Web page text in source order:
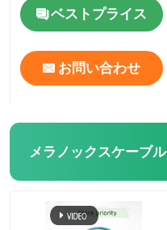
ダプター、デュアルポ
ート ベストプライス
お問い合わせ
メラノックスケーブル